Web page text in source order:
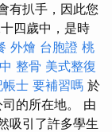
有扒手，因此您
四歲中，是時
外燴 台胞證 桃
整骨 美式整復
帳士 要補習嗎 於
的所在地。 由
吸引了許多學生